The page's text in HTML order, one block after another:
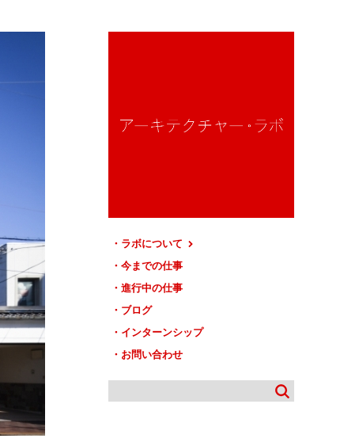
ラボについて
今までの仕事
進行中の仕事
ブログ
インターンシップ
お問い合わせ